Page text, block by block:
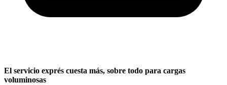
El servicio exprés cuesta más, sobre todo para cargas
voluminosas